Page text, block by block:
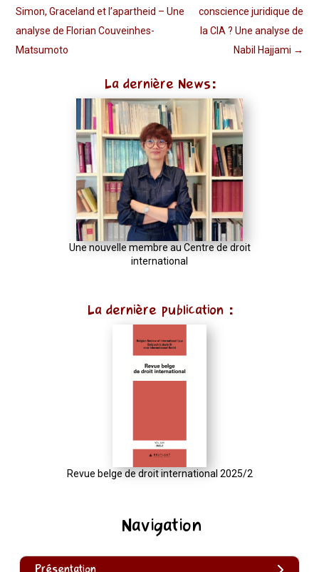
Navigation
Présentation
Simon, Graceland et l’apartheid – Une
analyse de Florian Couveinhes-
Matsumoto
conscience juridique de
la CIA ? Une analyse de
Nabil Hajjami →
La dernière News:
Une nouvelle membre au Centre de droit
international
La dernière publication :
Revue belge de droit international 2025/2